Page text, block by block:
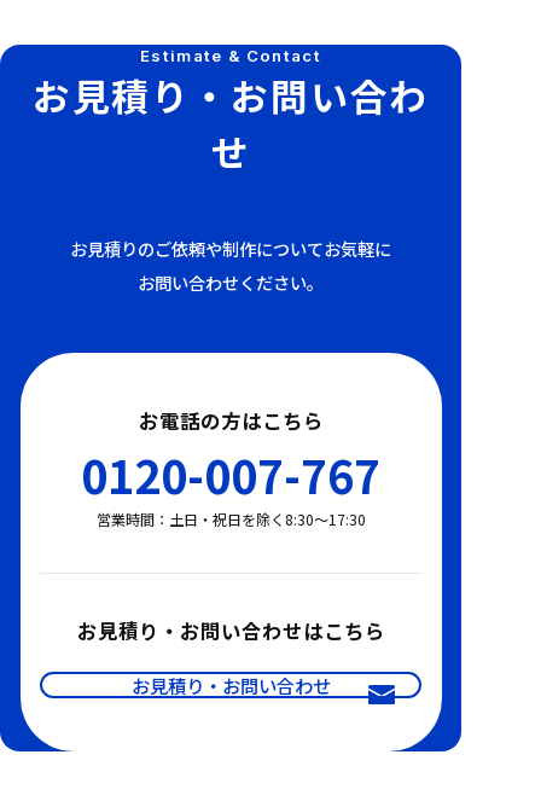
Estimate & Contact
お見積り・お問い合わ
せ
お見積りのご依頼や制作についてお気軽に
お問い合わせください。
お電話の方はこちら
0120-007-767
営業時間：土日・祝日を除く8:30〜17:30
お見積り・お問い合わせはこちら
お見積り・お問い合わせ